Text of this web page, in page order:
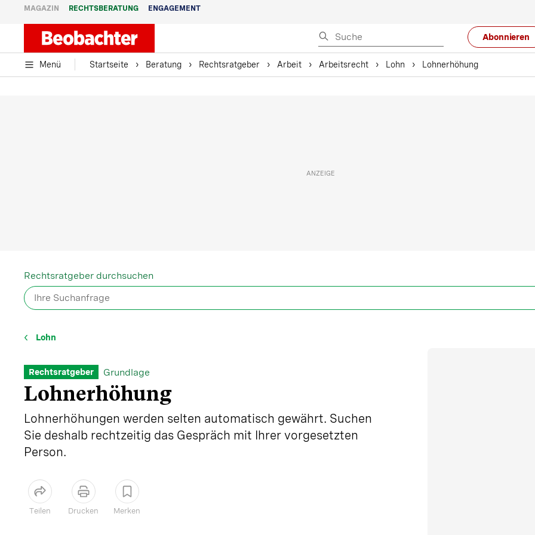
MAGAZIN RECHTSBERATUNG ENGAGEMENT
Abonnieren
Menü Startseite Beratung Rechtsratgeber Arbeit Arbeitsrecht Lohn Lohnerhöhung
Rechtsratgeber durchsuchen
Lohn
Rechtsratgeber Grundlage
Lohnerhöhung
Lohnerhöhungen werden selten automatisch gewährt. Suchen
Sie deshalb rechtzeitig das Gespräch mit Ihrer vorgesetzten
Person.
Teilen Drucken Merken